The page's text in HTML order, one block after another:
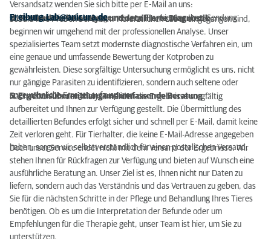
Versandsatz wenden Sie sich bitte per E-Mail an uns:
Freiburg.Lab@anicura.de.
Bitte achten Sie auf eine angemessene Frankierung Ihrer Sendung.
4. Professionelle Analyse und detaillierte Diagnostik
Sobald Ihre Proben bei uns im Tierärztlichen Labor eingegangen sind,
beginnen wir umgehend mit der professionellen Analyse. Unser
spezialisiertes Team setzt modernste diagnostische Verfahren ein, um
eine genaue und umfassende Bewertung der Kotproben zu
gewährleisten. Diese sorgfältige Untersuchung ermöglicht es uns, nicht
nur gängige Parasiten zu identifizieren, sondern auch seltene oder
ungewöhnliche Erreger aufzuspüren.
5. Ergebnisübermittlung und umfassende Beratung
Nach Abschluss der Analyse werden die Ergebnisse sorgfältig
aufbereitet und Ihnen zur Verfügung gestellt. Die Übermittlung des
detaillierten Befundes erfolgt sicher und schnell per E-Mail, damit keine
Zeit verloren geht. Für Tierhalter, die keine E-Mail-Adresse angegeben
haben, sorgen wir selbstverständlich für einen postalischen Versand.
Doch unser Service endet nicht mit dem Versand der Ergebnisse. Wir
stehen Ihnen für Rückfragen zur Verfügung und bieten auf Wunsch eine
ausführliche Beratung an. Unser Ziel ist es, Ihnen nicht nur Daten zu
liefern, sondern auch das Verständnis und das Vertrauen zu geben, das
Sie für die nächsten Schritte in der Pflege und Behandlung Ihres Tieres
benötigen. Ob es um die Interpretation der Befunde oder um
Empfehlungen für die Therapie geht, unser Team ist hier, um Sie zu
unterstützen.